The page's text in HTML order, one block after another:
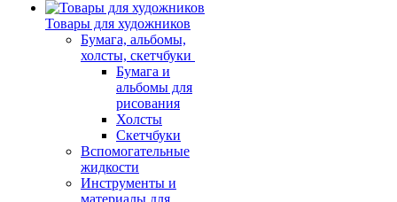
Товары для художников
Бумага, альбомы,
холсты, скетчбуки
Бумага и
альбомы для
рисования
Холсты
Скетчбуки
Вспомогательные
жидкости
Инструменты и
материалы для